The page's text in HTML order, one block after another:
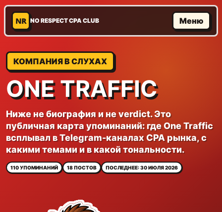
NR NO RESPECT CPA CLUB Меню
КОМПАНИЯ В СЛУХАХ
ONE TRAFFIC
Ниже не биография и не verdict. Это
публичная карта упоминаний: где One Traffic
всплывал в Telegram-каналах CPA рынка, с
какими темами и в какой тональности.
110 УПОМИНАНИЙ 18 ПОСТОВ ПОСЛЕДНЕЕ: 30 ИЮЛЯ 2026